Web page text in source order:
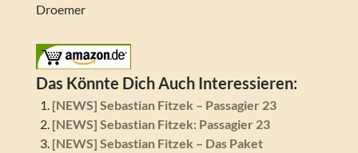
Droemer
Das Könnte Dich Auch Interessieren:
[NEWS] Sebastian Fitzek – Passagier 23
[NEWS] Sebastian Fitzek: Passagier 23
[NEWS] Sebastian Fitzek – Das Paket